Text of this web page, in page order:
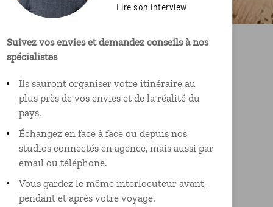
Lire son interview
Suivez vos envies et demandez conseils à nos
spécialistes
Ils sauront organiser votre itinéraire au
plus près de vos envies et de la réalité du
pays.
Échangez en face à face ou depuis nos
studios connectés en agence, mais aussi par
email ou téléphone.
Vous gardez le même interlocuteur avant,
pendant et après votre voyage.